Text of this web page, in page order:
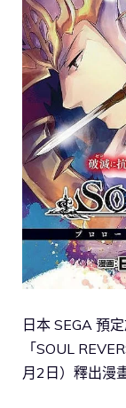
日本 SEGA 預
「SOUL
月2日）釋出漫